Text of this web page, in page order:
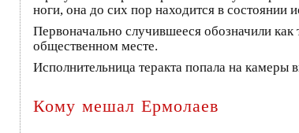
ноги, она до сих пор находится в состоянии
Первоначально случившееся обозначили как
общественном месте.
Исполнительница теракта попала на
Кому мешал Ермолаев